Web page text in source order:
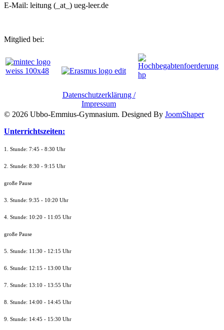
E-Mail: leitung (_at_) ueg-leer.de
Mitglied bei:
Datenschutzerklärung /
Impressum
© 2026 Ubbo-Emmius-Gymnasium. Designed By JoomShaper
Unterrichtszeiten:
1. Stunde: 7:45 - 8:30 Uhr
2. Stunde: 8:30 - 9:15 Uhr
große Pause
3. Stunde: 9:35 - 10:20 Uhr
4. Stunde: 10:20 - 11:05 Uhr
große Pause
5. Stunde: 11:30 - 12:15 Uhr
6. Stunde: 12:15 - 13:00 Uhr
7. Stunde: 13:10 - 13:55 Uhr
8. Stunde: 14:00 - 14:45 Uhr
9. Stunde: 14:45 - 15:30 Uhr